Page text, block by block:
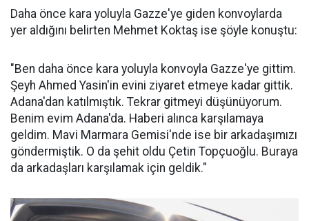
Daha önce kara yoluyla Gazze'ye giden konvoylarda
yer aldığını belirten Mehmet Koktaş ise şöyle konuştu:
"Ben daha önce kara yoluyla konvoyla Gazze'ye gittim.
Şeyh Ahmed Yasin'in evini ziyaret etmeye kadar gittik.
Adana'dan katılmıştık. Tekrar gitmeyi düşünüyorum.
Benim evim Adana'da. Haberi alınca karşılamaya
geldim. Mavi Marmara Gemisi'nde ise bir arkadaşımızı
göndermiştik. O da şehit oldu Çetin Topçuoğlu. Buraya
da arkadaşları karşılamak için geldik."